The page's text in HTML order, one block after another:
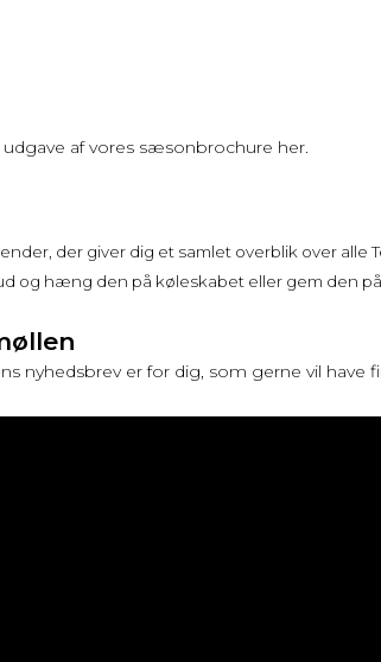
af vores sæsonbrochure her.
der giver dig et samlet overblik over
og hæng den på køleskabet eller gem den
nyhedsbrev er for dig, som gerne vil